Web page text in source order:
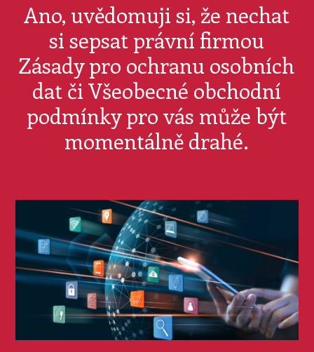
Ano, uvědomuji si, že nechat
si sepsat právní firmou
Zásady pro ochranu osobních
dat či Všeobecné obchodní
podmínky pro vás může být
momentálně drahé.